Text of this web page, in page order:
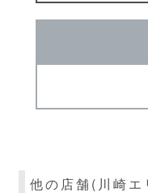
他の店舗(川崎エ